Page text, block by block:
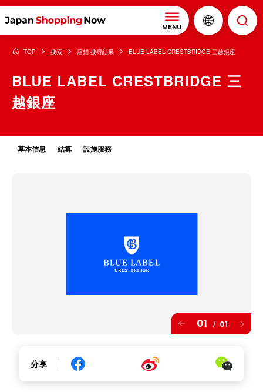
MENU
TOP 搜索 店鋪 搜尋結果 BLUE LABEL CRESTBRIDGE 三越銀座
BLUE LABEL CRESTBRIDGE 三
越銀座
基本信息 結算 設施服務
01 / 01
分享